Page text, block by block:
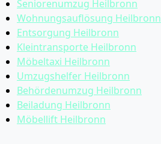
Seniorenumzug Heilbronn
Wohnungsauflösung Heilbronn
Entsorgung Heilbronn
Kleintransporte Heilbronn
Möbeltaxi Heilbronn
Umzugshelfer Heilbronn
Behördenumzug Heilbronn
Beiladung Heilbronn
Möbellift Heilbronn